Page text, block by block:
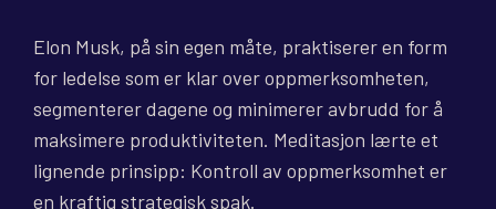
Elon Musk, på sin egen måte, praktiserer en form
for ledelse som er klar over oppmerksomheten,
segmenterer dagene og minimerer avbrudd for å
maksimere produktiviteten. Meditasjon lærte et
lignende prinsipp: Kontroll av oppmerksomhet er
en kraftig strategisk spak.